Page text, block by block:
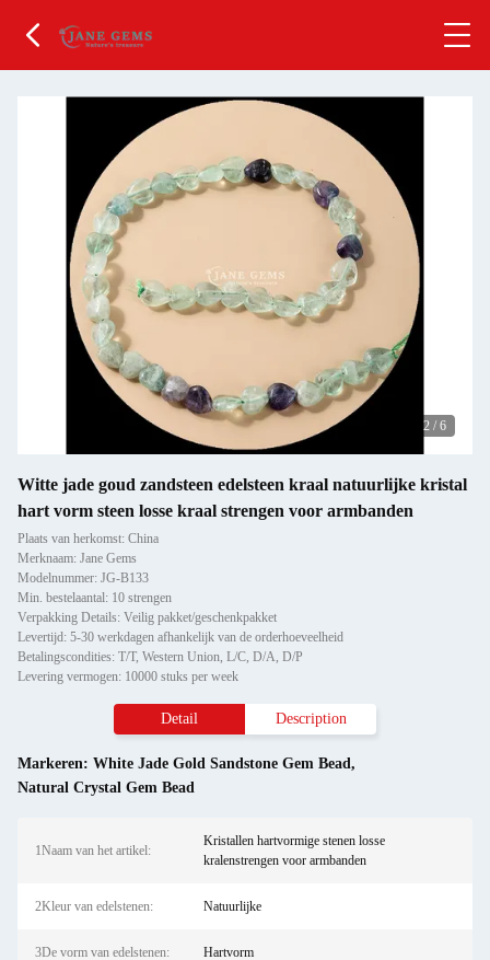
2 / 6
Witte jade goud zandsteen edelsteen kraal natuurlijke kristal
hart vorm steen losse kraal strengen voor armbanden
Plaats van herkomst: China
Merknaam: Jane Gems
Modelnummer: JG-B133
Min. bestelaantal: 10 strengen
Verpakking Details: Veilig pakket/geschenkpakket
Levertijd: 5-30 werkdagen afhankelijk van de orderhoeveelheid
Betalingscondities: T/T, Western Union, L/C, D/A, D/P
Levering vermogen: 10000 stuks per week
Detail Description
Markeren: White Jade Gold Sandstone Gem Bead,
Natural Crystal Gem Bead
1Naam van het artikel:
Kristallen hartvormige stenen losse
kralenstrengen voor armbanden
2Kleur van edelstenen: Natuurlijke
3De vorm van edelstenen: Hartvorm